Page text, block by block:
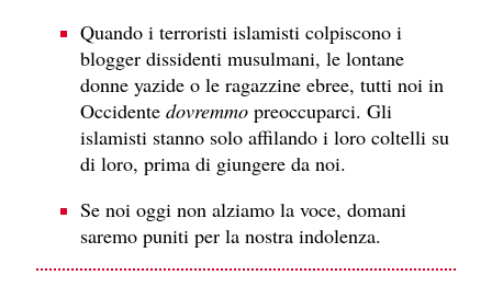
Quando i terroristi islamisti colpiscono i
blogger dissidenti musulmani, le lontane
donne yazide o le ragazzine ebree, tutti noi in
Occidente dovremmo preoccuparci. Gli
islamisti stanno solo affilando i loro coltelli su
di loro, prima di giungere da noi.
Se noi oggi non alziamo la voce, domani
saremo puniti per la nostra indolenza.